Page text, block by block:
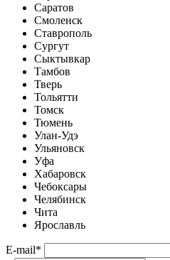
Саратов
Смоленск
Ставрополь
Сургут
Сыктывкар
Тамбов
Тверь
Тольятти
Томск
Тюмень
Улан-Удэ
Ульяновск
Уфа
Хабаровск
Чебоксары
Челябинск
Чита
Ярославль
E-mail*